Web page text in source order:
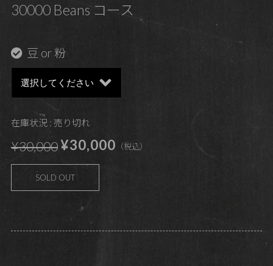
30000 Beans コース
豆 or 粉
在庫状況 : 売り切れ
¥30,000¥30,000 （税込）
SOLD OUT